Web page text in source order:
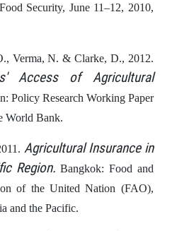
Security, June 11–12, 2010,
Verma, N. & Clarke, D., 2012.
Access of Agricultural
Policy Research Working Paper
World Bank.
Agricultural Insurance in
Region.Bangkok: Food and
of the United Nation (FAO),
and the Pacific.